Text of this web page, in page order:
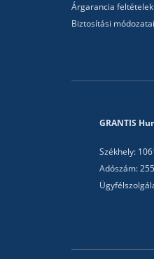
Árgarancia feltételek
Biztosítási
GRANTIS
Székhely:
Adószám: